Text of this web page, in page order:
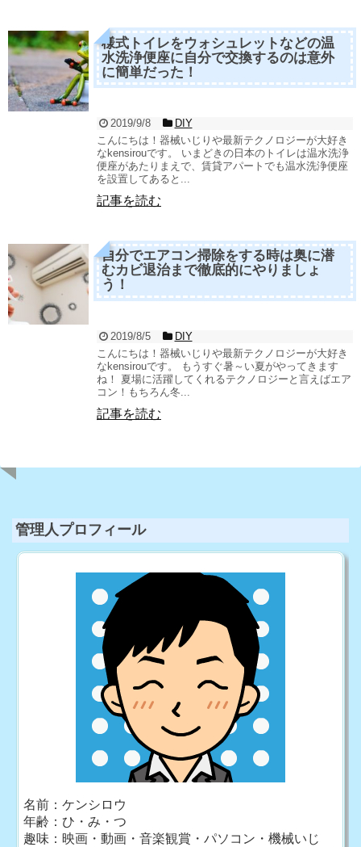
様式トイレをウォシュレットなどの温
水洗浄便座に自分で交換するのは意外
に簡単だった！
2019/9/8
DIY
こんにちは！器械いじりや最新テクノロジーが大好き
なkensirouです。 いまどきの日本のトイレは温水洗浄
便座があたりまえで、賃貸アパートでも温水洗浄便座
を設置してあると...
記事を読む
自分でエアコン掃除をする時は奥に潜
むカビ退治まで徹底的にやりましょ
う！
2019/8/5
DIY
こんにちは！器械いじりや最新テクノロジーが大好き
なkensirouです。 もうすぐ暑～い夏がやってきます
ね！ 夏場に活躍してくれるテクノロジーと言えばエア
コン！もちろん冬...
記事を読む
管理人プロフィール
名前：ケンシロウ
年齢：ひ・み・つ
趣味：映画・動画・音楽観賞・パソコン・機械いじ